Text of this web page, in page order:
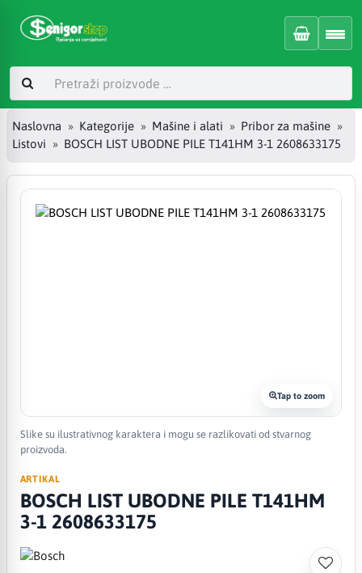
Naslovna Kategorije Mašine i alati
Pribor za mašine
Listovi
BOSCH LIST UBODNE PILE T141HM 3-1 2608633175
Tap to zoom
Slike su ilustrativnog karaktera i mogu se razlikovati od stvarnog
proizvoda.
ARTIKAL
BOSCH LIST UBODNE PILE T141HM
3-1 2608633175